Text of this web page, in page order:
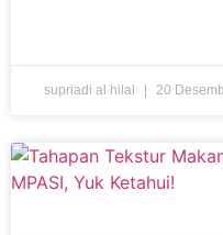
supriadi al hilal 20